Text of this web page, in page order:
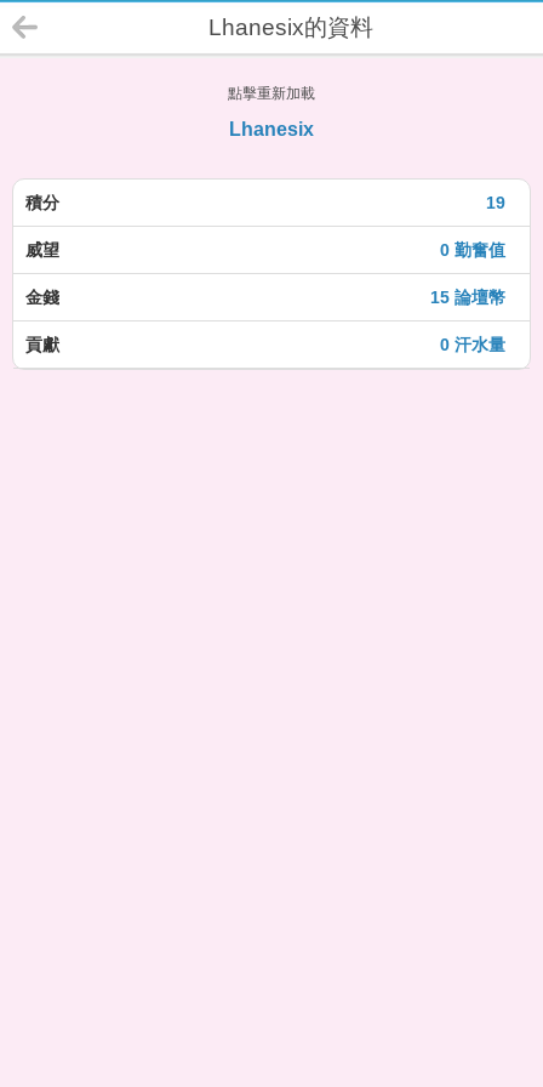
Lhanesix的資料
點擊重新加載
Lhanesix
19
積分
0 勤奮值
威望
15 論壇幣
金錢
0 汗水量
貢獻